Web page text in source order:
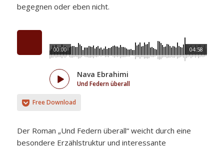
begegnen oder eben nicht.
04:58
00:00
Nava Ebrahimi
Und Federn überall
Free Download
Der Roman „Und Federn überall“ weicht durch eine
besondere Erzählstruktur und interessante